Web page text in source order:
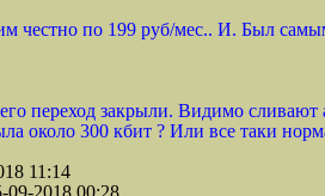
честно по 199 руб/мес.. И. Был
переход закрыли. Видимо сливают
около 300 кбит ? Или все таки
11:14
2018 00:28